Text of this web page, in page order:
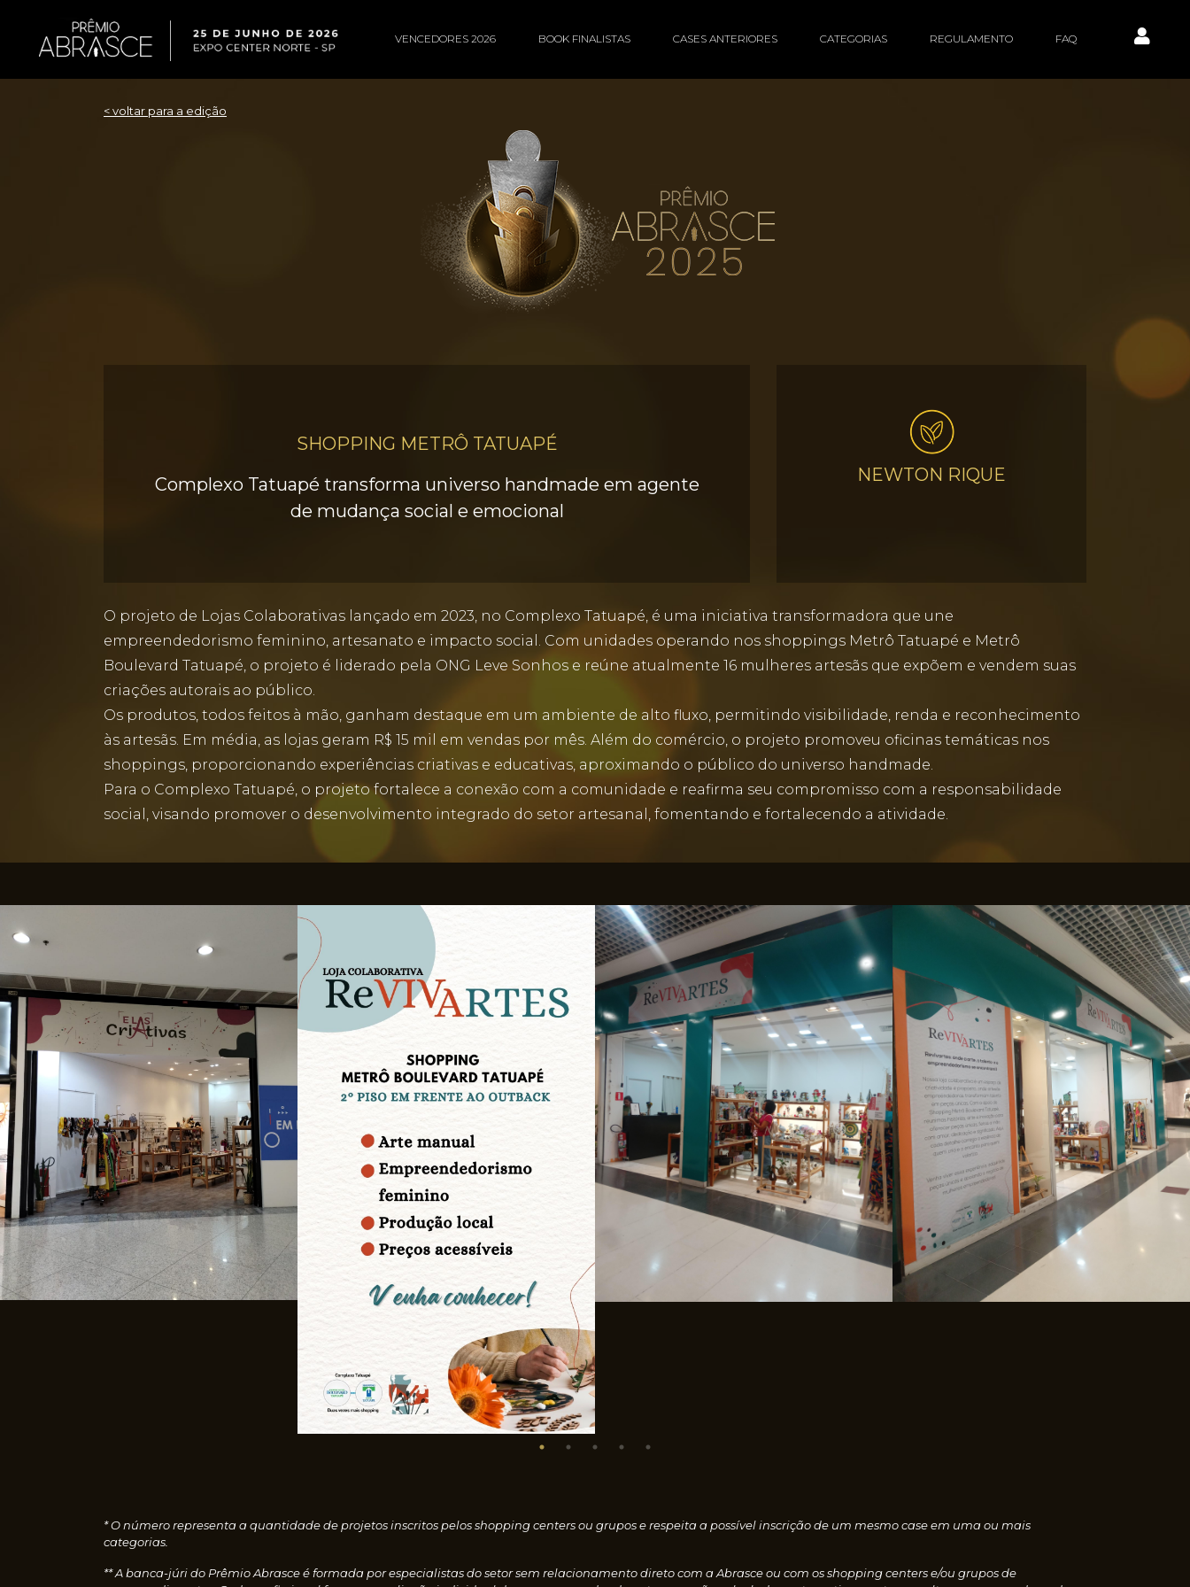
VENCEDORES 2026 BOOK FINALISTAS CASES ANTERIORES CATEGORIAS REGULAMENTO FAQ
< voltar para a edição
SHOPPING METRÔ TATUAPÉ
Complexo Tatuapé transforma universo handmade em agente
de mudança social e emocional
NEWTON RIQUE
O projeto de Lojas Colaborativas lançado em 2023, no Complexo Tatuapé, é uma iniciativa transformadora que une
empreendedorismo feminino, artesanato e impacto social. Com unidades operando nos shoppings Metrô Tatuapé e Metrô
Boulevard Tatuapé, o projeto é liderado pela ONG Leve Sonhos e reúne atualmente 16 mulheres artesãs que expõem e vendem suas
criações autorais ao público.
Os produtos, todos feitos à mão, ganham destaque em um ambiente de alto fluxo, permitindo visibilidade, renda e reconhecimento
às artesãs. Em média, as lojas geram R$ 15 mil em vendas por mês. Além do comércio, o projeto promoveu oficinas temáticas nos
shoppings, proporcionando experiências criativas e educativas, aproximando o público do universo handmade.
Para o Complexo Tatuapé, o projeto fortalece a conexão com a comunidade e reafirma seu compromisso com a responsabilidade
social, visando promover o desenvolvimento integrado do setor artesanal, fomentando e fortalecendo a atividade.
* O número representa a quantidade de projetos inscritos pelos shopping centers ou grupos e respeita a possível inscrição de um mesmo case em uma ou mais
categorias.
** A banca-júri do Prêmio Abrasce é formada por especialistas do setor sem relacionamento direto com a Abrasce ou com os shopping centers e/ou grupos de